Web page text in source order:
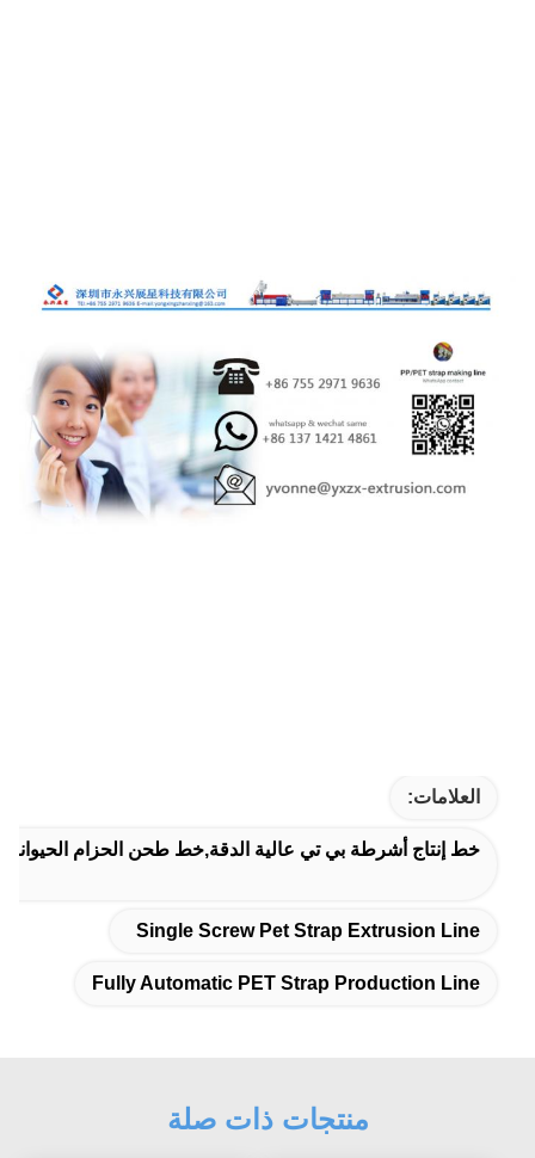
العلامات:
خط إنتاج أشرطة بي تي عالية الدقة,خط طحن الحزام الحيوانات الأليفة ذات المسمار الواحد,150
Single Screw Pet Strap Extrusion Line
Fully Automatic PET Strap Production Line
منتجات ذات صلة